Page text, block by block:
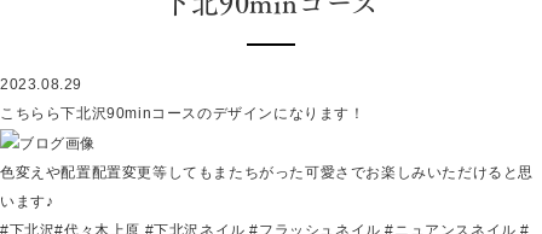
2023.08.29
こちらら下北沢90minコースのデザインになります！
色変えや配置配置変更等してもまたちがった可愛さでお楽しみいただけると思
います♪
#下北沢#代々木上原 #下北沢ネイル #フラッシュネイル #ニュアンスネイル #